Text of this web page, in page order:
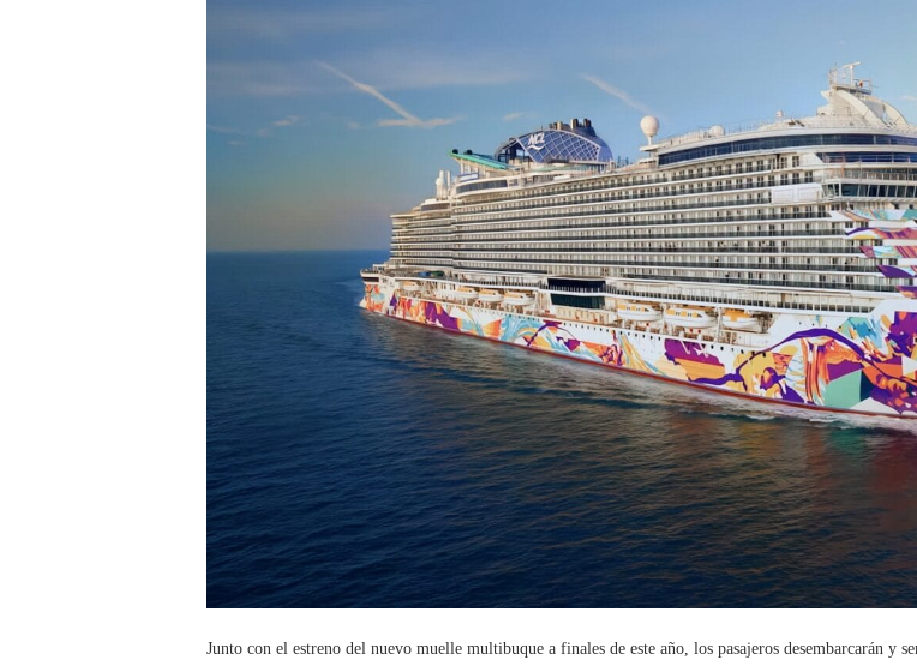
Junto con el estreno del nuevo muelle multibuque a finales de este año, los pasajeros desembarcarán y